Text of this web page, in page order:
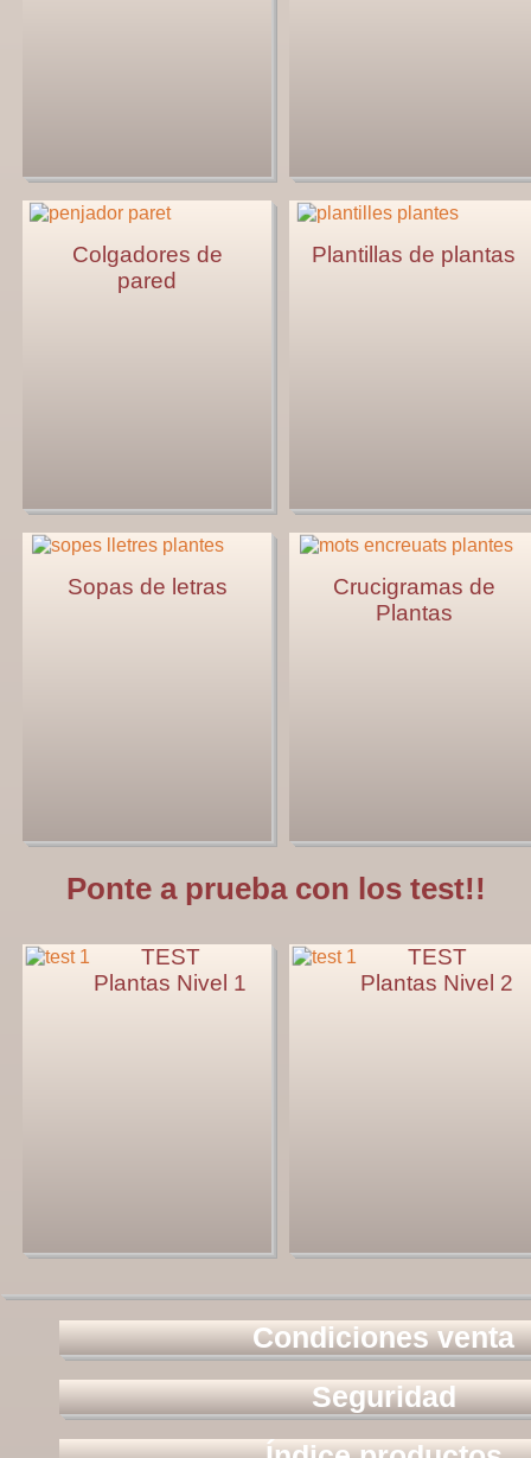
Colgadores de
pared
Plantillas de plantas
Sopas de letras
Crucigramas de
Plantas
Ponte a prueba con los test!!
TEST
Plantas Nivel 1
TEST
Plantas Nivel 2
Condiciones venta
Seguridad